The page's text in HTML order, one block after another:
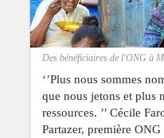
Des bénéficiaires de l'ONG à
‘’Plus nous sommes
que nous jetons et plus
ressources. ’’ Cécile
Partazer, première